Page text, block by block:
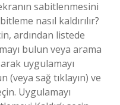
sabitlenmesini
nasıl kaldırılır?
ardından listede
bulun veya arama
uygulamayı
(veya sağ tıklayın) ve
Uygulamayı